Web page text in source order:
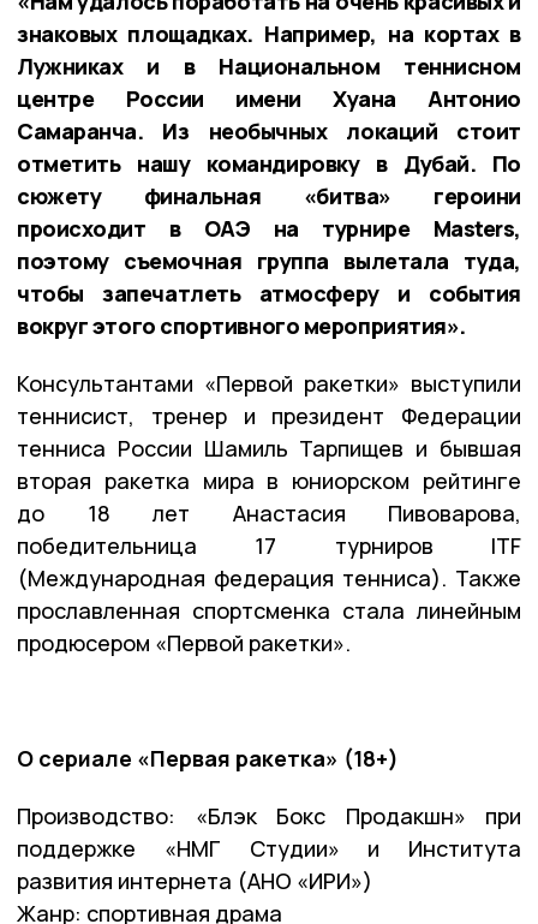
знаковых площадках. Например, на кортах в
Лужниках и в Национальном теннисном
центре России имени Хуана Антонио
Самаранча. Из необычных локаций стоит
отметить нашу командировку в Дубай. По
сюжету финальная «битва» героини
происходит в ОАЭ на турнире Masters,
поэтому съемочная группа вылетала туда,
чтобы запечатлеть атмосферу и события
вокруг этого спортивного мероприятия».
Консультантами «Первой ракетки» выступили
теннисист, тренер и президент Федерации
тенниса России Шамиль Тарпищев и бывшая
вторая ракетка мира в юниорском рейтинге
до 18 лет Анастасия Пивоварова,
победительница 17 турниров ITF
(Международная федерация тенниса). Также
прославленная спортсменка стала линейным
продюсером «Первой ракетки».
О сериале «Первая ракетка» (18+)
Производство: «Блэк Бокс Продакшн» при
поддержке «НМГ Студии» и Института
развития интернета (АНО «ИРИ»)
Жанр: спортивная драма